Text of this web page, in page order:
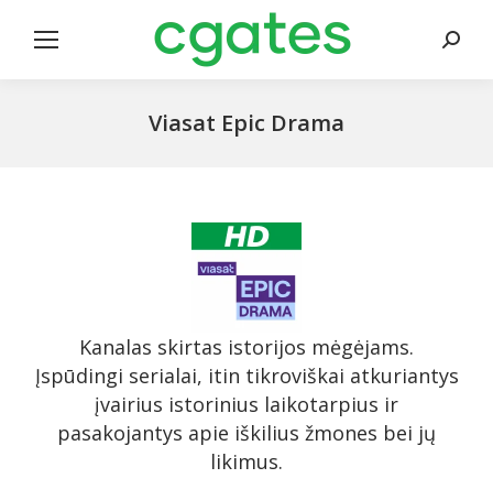
Search:
Viasat Epic Drama
Kanalas skirtas istorijos mėgėjams.
Įspūdingi serialai, itin tikroviškai atkuriantys
įvairius istorinius laikotarpius ir
pasakojantys apie iškilius žmones bei jų
likimus.